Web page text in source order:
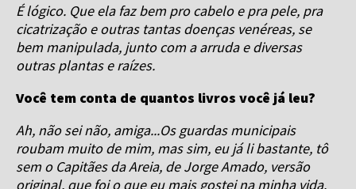
É lógico. Que ela faz bem pro cabelo e pra pele, pra
cicatrização e outras tantas doenças venéreas, se
bem manipulada, junto com a arruda e diversas
outras plantas e raízes.
Você tem conta de quantos livros você já leu?
Ah, não sei não, amiga...Os guardas municipais
roubam muito de mim, mas sim, eu já li bastante, tô
sem o Capitães da Areia, de Jorge Amado, versão
original, que foi o que eu mais gostei na minha vida.